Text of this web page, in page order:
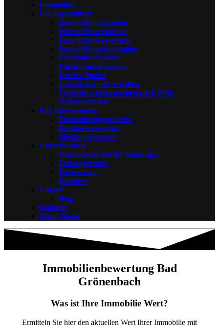
Immobilien
Für Eigentümer
Immobilie verkaufen
Immobilie vermieten
Immobilienbewertung
Immobilienpräsentation
Premium Verkauf
Eigentümerformular
Käufer finden
Energieausweis erstellen
Verkehrswertgutachten nach §194
Baugesetzbuch
Für Interessenten
Finanzierungsrechner
Kaufinteressenten
Mietinteressenten
Unternehmen
Neubauvertrieb für Bauträger
Einzugsgebiete
Referenzen
Karriere
Fragen
Blog
Kontakt
Menü Menü
Immobilienbewertung Bad
Grönenbach
Was ist Ihre Immobilie Wert?
Ermitteln Sie hier den aktuellen Wert Ihrer Immobilie mit